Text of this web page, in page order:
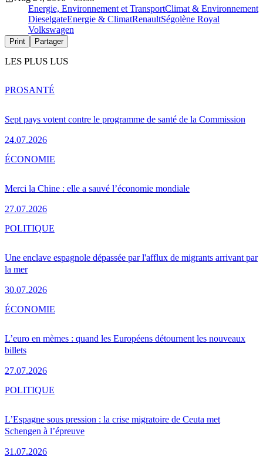
Energie, Environnement et TransportClimat & Environnement
DieselgateEnergie & ClimatRenaultSégolène Royal
Volkswagen
Print Partager
LES PLUS LUS
Sept pays votent contre le programme de santé de la Commission
24.07.2026
PROSANTÉ
Merci la Chine : elle a sauvé l’économie mondiale
27.07.2026
ÉCONOMIE
Une enclave espagnole dépassée par l'afflux de migrants arrivant par
la mer
30.07.2026
POLITIQUE
L’euro en mèmes : quand les Européens détournent les nouveaux
billets
27.07.2026
ÉCONOMIE
L’Espagne sous pression : la crise migratoire de Ceuta met
Schengen à l’épreuve
31.07.2026
POLITIQUE